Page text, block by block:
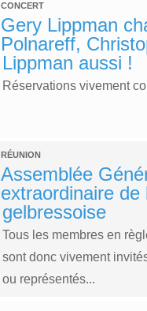
CONCERT
Gery Lippman
Polnareff,
Lippman aussi !
Réservations vivement
RÉUNION
Assemblée
extraordinaire de
gelbressoise
Tous les membres en
sont donc vivement
ou représentés...